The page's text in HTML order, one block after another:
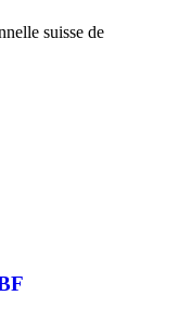
suisse de